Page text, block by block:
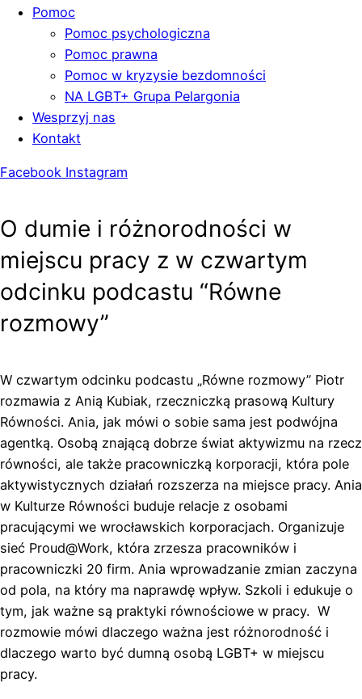
Pomoc
Pomoc psychologiczna
Pomoc prawna
Pomoc w kryzysie bezdomności
NA LGBT+ Grupa Pelargonia
Wesprzyj nas
Kontakt
Facebook Instagram
O dumie i różnorodności w
miejscu pracy z w czwartym
odcinku podcastu “Równe
rozmowy”
W czwartym odcinku podcastu „Równe rozmowy” Piotr
rozmawia z Anią Kubiak, rzeczniczką prasową Kultury
Równości. Ania, jak mówi o sobie sama jest podwójna
agentką. Osobą znającą dobrze świat aktywizmu na rzecz
równości, ale także pracowniczką korporacji, która pole
aktywistycznych działań rozszerza na miejsce pracy. Ania
w Kulturze Równości buduje relacje z osobami
pracującymi we wrocławskich korporacjach. Organizuje
sieć Proud@Work, która zrzesza pracowników i
pracowniczki 20 firm. Ania wprowadzanie zmian zaczyna
od pola, na który ma naprawdę wpływ. Szkoli i edukuje o
tym, jak ważne są praktyki równościowe w pracy. W
rozmowie mówi dlaczego ważna jest różnorodność i
dlaczego warto być dumną osobą LGBT+ w miejscu
pracy.